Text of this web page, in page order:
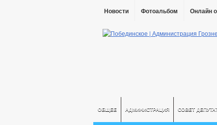
Новости Фотоальбом Онлайн
ОБЩЕЕ АДМИНИСТРАЦИЯ СОВЕТ